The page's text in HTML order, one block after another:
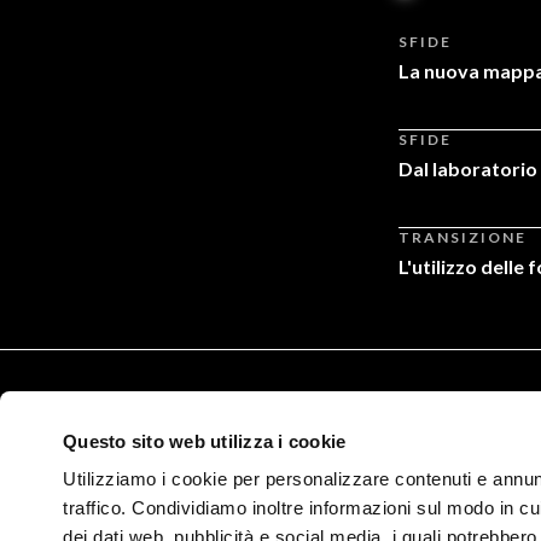
Questo sito web utilizza i cookie
Utilizziamo i cookie per personalizzare contenuti e
traffico. Condividiamo inoltre informazioni sul modo in
SFIDE
La nuova
SFIDE
Dal laboratorio
TRANSIZIONE
L'utilizzo delle